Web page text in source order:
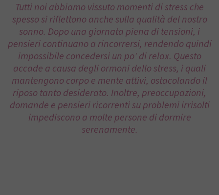
Tutti noi abbiamo vissuto momenti di stress che
spesso si riflettono anche sulla qualità del nostro
sonno. Dopo una giornata piena di tensioni, i
pensieri continuano a rincorrersi, rendendo quindi
impossibile concedersi un po' di relax. Questo
accade a causa degli ormoni dello stress, i quali
mantengono corpo e mente attivi, ostacolando il
riposo tanto desiderato. Inoltre, preoccupazioni,
domande e pensieri ricorrenti su problemi irrisolti
impediscono a molte persone di dormire
serenamente.